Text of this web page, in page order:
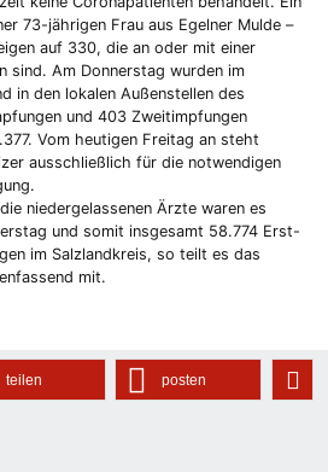
73-jährigen Frau aus Egelner Mulde –
auf 330, die an oder mit einer
sind. Am Donnerstag wurden im
in den lokalen Außenstellen des
und 403 Zweitimpfungen
Vom heutigen Freitag an steht
ausschließlich für die notwendigen
niedergelassenen Ärzte waren es
und somit insgesamt 58.774 Erst-
im Salzlandkreis, so teilt es das
mit.
teilen posten